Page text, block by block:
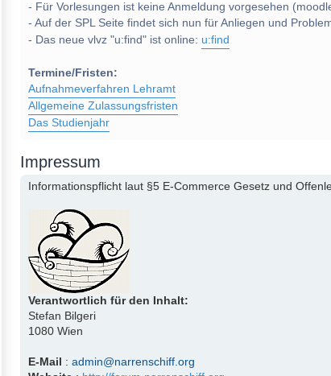
- Für Vorlesungen ist keine Anmeldung vorgesehen
- Auf der SPL Seite findet sich nun für Anliegen und
- Das neue vlvz "u:find" ist online: u:find
Termine/Fristen:
Aufnahmeverfahren Lehramt
Allgemeine Zulassungsfristen
Das Studienjahr
Impressum
Informationspflicht laut §5 E-Commerce Gesetz und
Verantwortlich für den Inhalt:
Stefan Bilgeri
1080 Wien
E-Mail : admin@narrenschiff.org